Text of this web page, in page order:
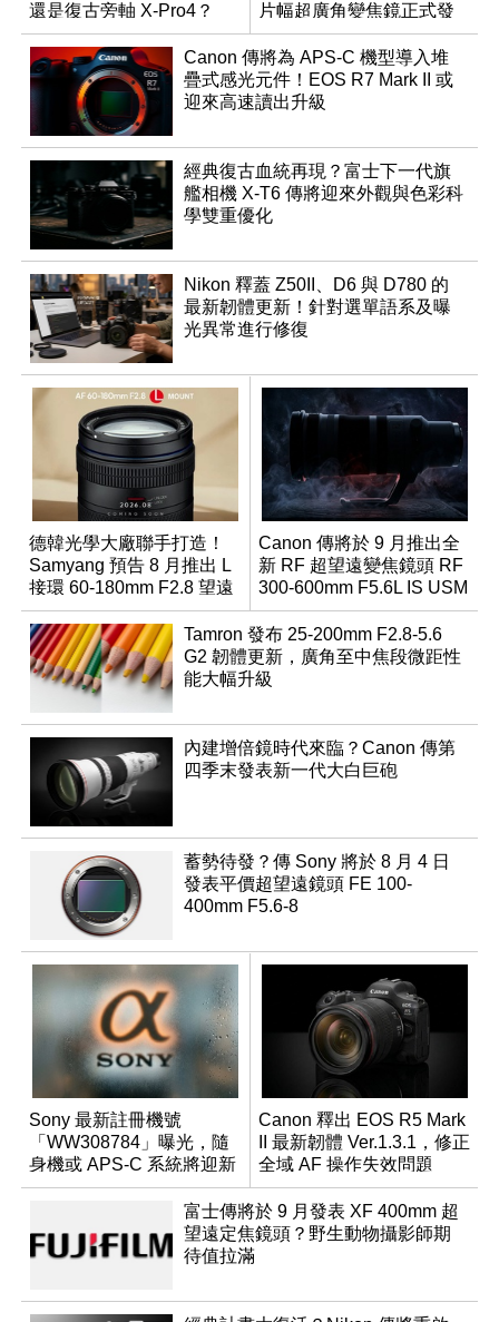
還是復古旁軸 X-Pro4？
片幅超廣角變焦鏡正式發
表
Canon 傳將為 APS-C 機型導入堆
疊式感光元件！EOS R7 Mark II 或
迎來高速讀出升級
經典復古血統再現？富士下一代旗
艦相機 X-T6 傳將迎來外觀與色彩科
學雙重優化
Nikon 釋蓋 Z50II、D6 與 D780 的
最新韌體更新！針對選單語系及曝
光異常進行修復
德韓光學大廠聯手打造！
Samyang 預告 8 月推出 L
接環 60-180mm F2.8 望遠
變焦鏡
Canon 傳將於 9 月推出全
新 RF 超望遠變焦鏡頭 RF
300-600mm F5.6L IS USM
Tamron 發布 25-200mm F2.8-5.6
G2 韌體更新，廣角至中焦段微距性
能大幅升級
內建增倍鏡時代來臨？Canon 傳第
四季末發表新一代大白巨砲
蓄勢待發？傳 Sony 將於 8 月 4 日
發表平價超望遠鏡頭 FE 100-
400mm F5.6-8
Sony 最新註冊機號
「WW308784」曝光，隨
身機或 APS-C 系統將迎新
成員？
Canon 釋出 EOS R5 Mark
II 最新韌體 Ver.1.3.1，修正
全域 AF 操作失效問題
富士傳將於 9 月發表 XF 400mm 超
望遠定焦鏡頭？野生動物攝影師期
待值拉滿